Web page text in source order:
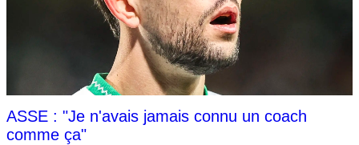
ASSE : "Je n'avais jamais connu un coach
comme ça"